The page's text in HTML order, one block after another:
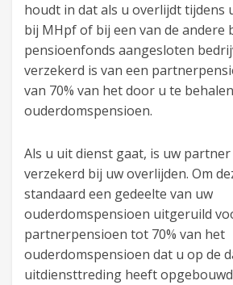
houdt in dat als u overlijdt tijdens
bij MHpf of bij een van de andere
pensioenfonds aangesloten
verzekerd is van een
van 70% van het door u te behalen
ouderdomspensioen.
Als u uit dienst gaat, is uw
verzekerd bij uw overlijden. Om
standaard een gedeelte van uw
ouderdomspensioen uitgeruild
partnerpensioen tot 70% van het
ouderdomspensioen dat u op de
uitdiensttreding heeft